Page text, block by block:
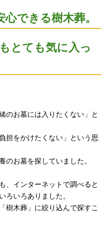
できる樹木葬。
とても気に入っ
のお墓には入りたくない」と
担をかけたくない」という思
のお墓を探していました。
、インターネットで調べると
ろいろありました。
樹木葬」に絞り込んで探すこ